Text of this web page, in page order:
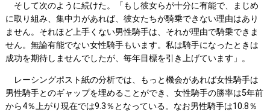
そして次のように続けた。「もし彼女らが十分に有能で、まじめ
に取り組み、集中力があれば、彼女たちが騎乗できない理由はあり
ません。それほど上手くない男性騎手は、それが理由で騎乗できま
せん。無論有能でない女性騎手もいます。私は騎手になったときは
成功を期待しませんでしたが、毎年目標を引き上げています」。
レーシングポスト紙の分析では、もっと機会があれば女性騎手は
男性騎手とのギャップを埋めることができ、女性騎手の勝率は5年前
から4％上がり現在では9.3％となっている。なお男性騎手は10.8％